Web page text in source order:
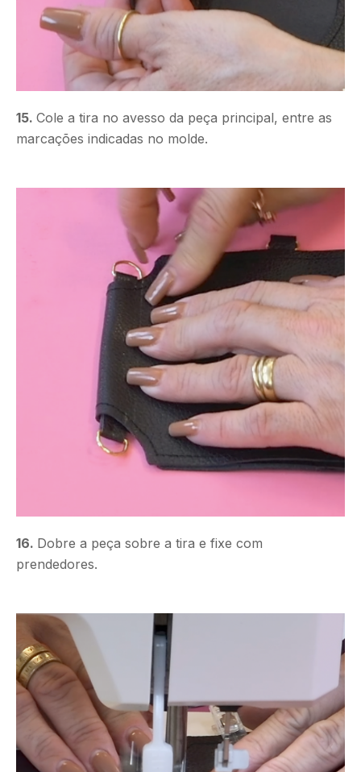
15. Cole a tira no avesso da peça principal, entre as
marcações indicadas no molde.
16. Dobre a peça sobre a tira e fixe com
prendedores.